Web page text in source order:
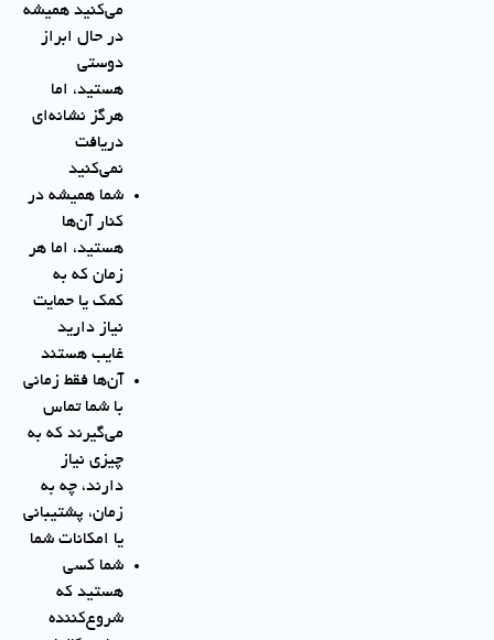
می‌کنید همیشه
در حال ابراز
دوستی
هستید، اما
هرگز نشانه‌ای
دریافت
نمی‌کنید
شما همیشه در
کنار آن‌ها
هستید، اما هر
زمان که به
کمک یا حمایت
نیاز دارید
غایب هستند
آن‌ها فقط زمانی
با شما تماس
می‌گیرند که به
چیزی نیاز
دارند، چه به
زمان، پشتیبانی
یا امکانات شما
شما کسی
هستید که
شروع‌کننده